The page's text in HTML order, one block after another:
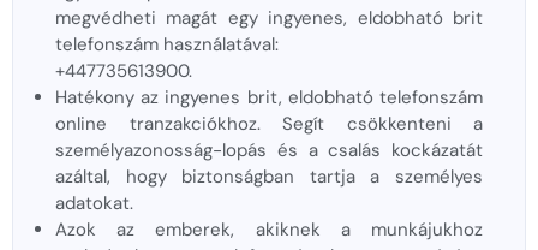
megvédheti magát egy ingyenes, eldobható brit
telefonszám használatával:
+447735613900.
Hatékony az ingyenes brit, eldobható telefonszám
online tranzakciókhoz. Segít csökkenteni a
személyazonosság-lopás és a csalás kockázatát
azáltal, hogy biztonságban tartja a személyes
adatokat.
Azok az emberek, akiknek a munkájukhoz